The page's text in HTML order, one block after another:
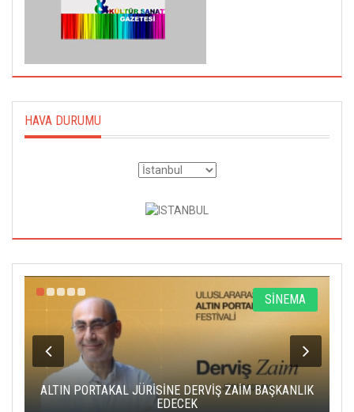
HAVA DURUMU
SİNEMA
ALTIN PORTAKAL JÜRİSİNE DERVİŞ ZAİM BAŞKANLIK
EDECEK